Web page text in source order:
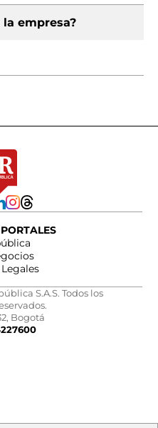
empresa?
S.A.S. Todos los
Bogotá